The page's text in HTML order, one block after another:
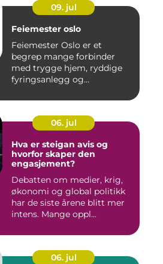
09. jul
Feiemester oslo
Feiemester Oslo er et
begrep mange forbinder
med trygge hjem, ryddige
fyringsanlegg og
06. jul
Hva er steigan avis og
hvorfor skaper den
engasjement?
Debatten om medier, krig,
økonomi og global politikk
har de siste årene blitt mer
intens. Mange oppl...
06. jul